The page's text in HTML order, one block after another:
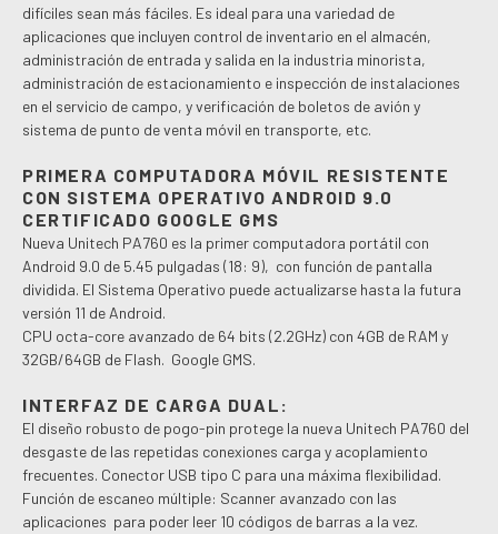
difíciles sean más fáciles. Es ideal para una variedad de
aplicaciones que incluyen control de inventario en el almacén,
administración de entrada y salida en la industria minorista,
administración de estacionamiento e inspección de instalaciones
en el servicio de campo, y verificación de boletos de avión y
sistema de punto de venta móvil en transporte, etc.
PRIMERA COMPUTADORA MÓVIL RESISTENTE
CON SISTEMA OPERATIVO ANDROID 9.0
CERTIFICADO GOOGLE GMS
Nueva Unitech PA760 es la primer computadora portátil con
Android 9.0 de 5.45 pulgadas (18: 9), con función de pantalla
dividida. El Sistema Operativo puede actualizarse hasta la futura
versión 11 de Android.
CPU octa-core avanzado de 64 bits (2.2GHz) con 4GB de RAM y
32GB/64GB de Flash. Google GMS.
INTERFAZ DE CARGA DUAL:
El diseño robusto de pogo-pin protege la nueva Unitech PA760 del
desgaste de las repetidas conexiones carga y acoplamiento
frecuentes. Conector USB tipo C para una máxima flexibilidad.
Función de escaneo múltiple: Scanner avanzado con las
aplicaciones para poder leer 10 códigos de barras a la vez.